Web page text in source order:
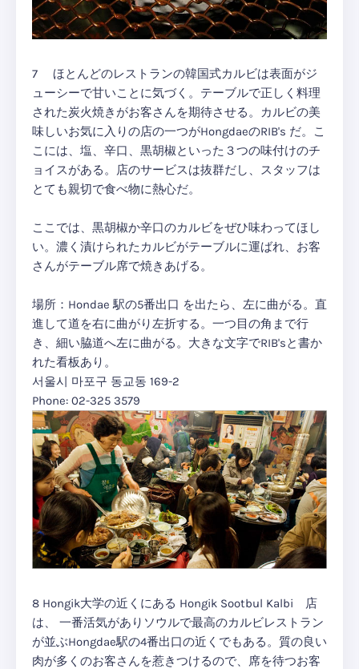
7 ほとんどのレストランの韓国式カルビは表面がジ
ューシーで甘いことに気づく。テーブルで正しく料理
された炭火焼きがお客さんを期待させる。カルビの美
味しいお気に入りの店の一つがHongdaeのRIB's だ。こ
こには、塩、辛口、黒胡椒といった３つの味付けのチ
ョイスがある。店のサービスは抜群だし、スタッフは
とても親切で食べ物に熱心だ。
ここでは、黒胡椒か辛口のカルビをぜひ味わってほし
い。濃く漬けられたカルビがテーブルに運ばれ、お客
さんがテーブル席で焼きあげる。
場所：Hondae 駅の5番出口 を出たら、左に曲がる。直
進して道を右に曲がり左折する。一つ目の角まで行
き、細い脇道へ左に曲がる。大きな文字でRIB'sと書か
れた看板あり。
서울시 마포구 동교동 169-2
Phone: 02-325 3579
8 Hongik大学の近くにある Hongik Sootbul Kalbi 店
は、 一番活気がありソウルで最高のカルビレストラン
が並ぶHongdae駅の4番出口の近くでもある。質の良い
肉が多くのお客さんを惹きつけるので、席を待つお客